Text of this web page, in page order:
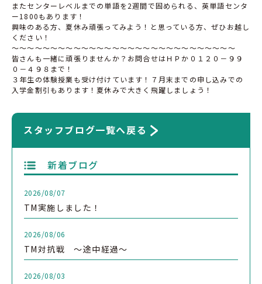
またセンターレベルまでの単語を2週間で固められる、英単語センタ
ー1800もあります！
興味のある方、夏休み頑張ってみよう！と思っている方、ぜひお越し
ください！
～～～～～～～～～～～～～～～～～～～～～～～～～～～～～
皆さんも一緒に頑張りませんか？お問合せはＨＰか０１２０－９９
０－４９８まで！
３年生の体験授業も受け付けています！７月末までの申し込みでの
入学金割引もあります！夏休みで大きく飛躍しましょう！
スタッフブログ一覧へ戻る
新着ブログ
2026/08/07
TM実施しました！
2026/08/06
TM対抗戦 ～途中経過～
2026/08/03